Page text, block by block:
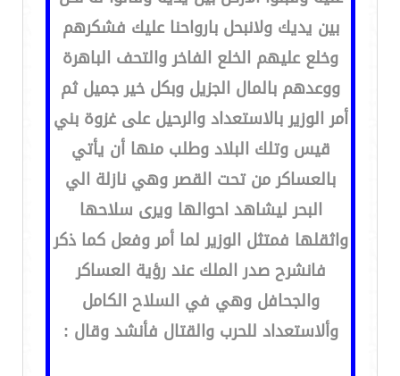
بين يديك ولانبحل بارواحنا عليك فشكرهم
وخلع عليهم الخلع الفاخر والتحف الباهرة
ووعدهم بالمال الجزيل وبكل خير جميل ثم
أمر الوزير بالاستعداد والرحيل على غزوة بني
قيس وتلك البلاد وطلب منها أن يأتي
بالعساكر من تحت القصر وهي نازلة الي
البحر ليشاهد احوالها ويرى سلاحها
واثقلها فمتثل الوزير لما أمر وفعل كما ذكر
فانشرح صدر الملك عند رؤية العساكر
والجحافل وهي في السلاح الكامل
وألاستعداد للحرب والقتال فأنشد وقال :